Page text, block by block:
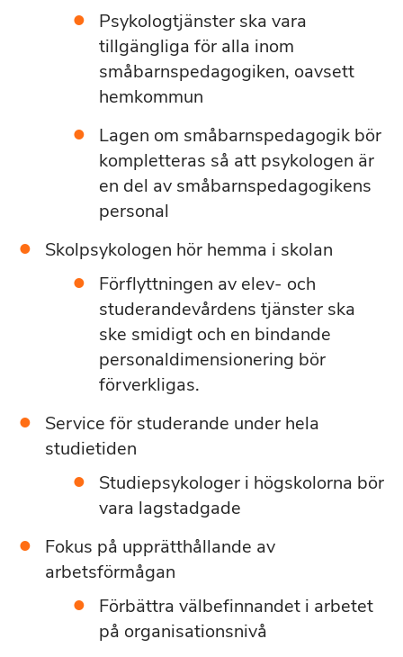
Psykologtjänster ska vara
tillgängliga för alla inom
småbarnspedagogiken, oavsett
hemkommun
Lagen om småbarnspedagogik bör
kompletteras så att psykologen är
en del av småbarnspedagogikens
personal
Skolpsykologen hör hemma i skolan
Förflyttningen av elev- och
studerandevårdens tjänster ska
ske smidigt och en bindande
personaldimensionering bör
förverkligas.
Service för studerande under hela
studietiden
Studiepsykologer i högskolorna bör
vara lagstadgade
Fokus på upprätthållande av
arbetsförmågan
Förbättra välbefinnandet i arbetet
på organisationsnivå